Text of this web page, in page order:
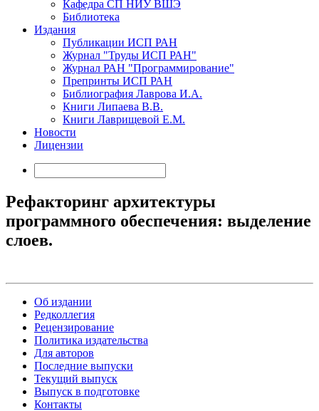
Кафедра СП НИУ ВШЭ
Библиотека
Издания
Публикации ИСП РАН
Журнал "Труды ИСП РАН"
Журнал РАН "Программирование"
Препринты ИСП РАН
Библиография Лаврова И.А.
Книги Липаева В.В.
Книги Лаврищевой Е.М.
Новости
Лицензии
Рефакторинг архитектуры
программного обеспечения: выделение
слоев.
Об издании
Редколлегия
Рецензирование
Политика издательства
Для авторов
Последние выпуски
Текущий выпуск
Выпуск в подготовке
Контакты